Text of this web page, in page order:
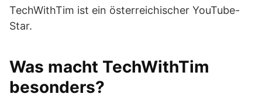
TechWithTim ist ein österreichischer YouTube-
Star.
Was macht TechWithTim
besonders?